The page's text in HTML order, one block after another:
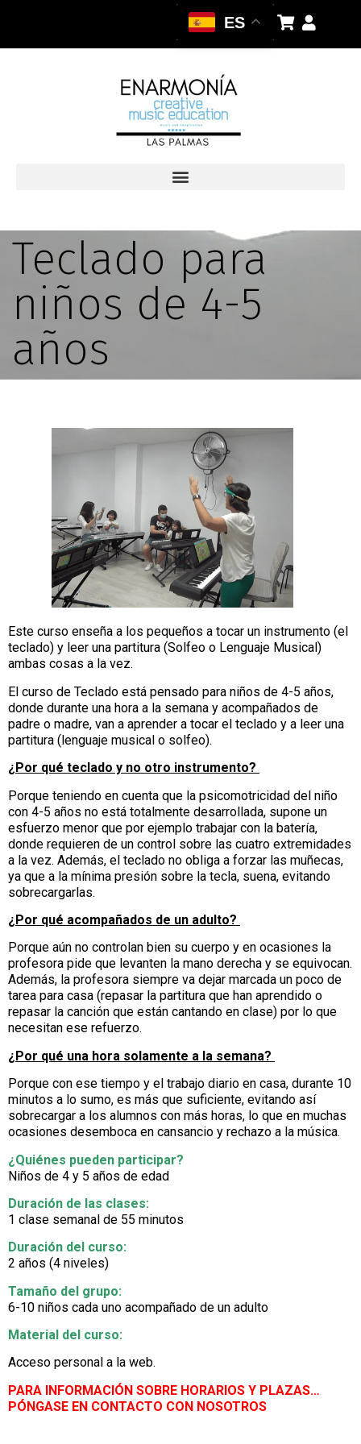
ES
Teclado para
niños de 4-5
años
Este curso enseña a los pequeños a tocar un instrumento (el
teclado) y leer una partitura (Solfeo o Lenguaje Musical)
ambas cosas a la vez.
El curso de Teclado está pensado para niños de 4-5 años,
donde durante una hora a la semana y acompañados de
padre o madre, van a aprender a tocar el teclado y a leer una
partitura (lenguaje musical o solfeo).
¿Por qué teclado y no otro instrumento?
Porque teniendo en cuenta que la psicomotricidad del niño
con 4-5 años no está totalmente desarrollada, supone un
esfuerzo menor que por ejemplo trabajar con la batería,
donde requieren de un control sobre las cuatro extremidades
a la vez. Además, el teclado no obliga a forzar las muñecas,
ya que a la mínima presión sobre la tecla, suena, evitando
sobrecargarlas.
¿Por qué acompañados de un adulto?
Porque aún no controlan bien su cuerpo y en ocasiones la
profesora pide que levanten la mano derecha y se equivocan.
Además, la profesora siempre va dejar marcada un poco de
tarea para casa (repasar la partitura que han aprendido o
repasar la canción que están cantando en clase) por lo que
necesitan ese refuerzo.
¿Por qué una hora solamente a la semana?
Porque con ese tiempo y el trabajo diario en casa, durante 10
minutos a lo sumo, es más que suficiente, evitando así
sobrecargar a los alumnos con más horas, lo que en muchas
ocasiones desemboca en cansancio y rechazo a la música.
¿Quiénes pueden participar?
Niños de 4 y 5 años de edad
Duración de las clases:
1 clase semanal de 55 minutos
Duración del curso:
2 años (4 niveles)
Tamaño del grupo:
6-10 niños cada uno acompañado de un adulto
Material del curso:
Acceso personal a la web.
PARA INFORMACIÓN SOBRE HORARIOS Y PLAZAS…
PÓNGASE EN CONTACTO CON NOSOTROS